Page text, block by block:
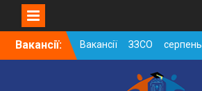
SkipВакансії:
Вакансії ЗЗСО серпень
2026
Вакансії ЗЗСО червень